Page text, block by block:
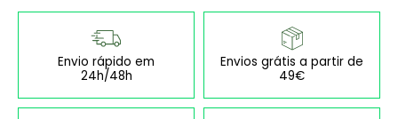
Envio rápido em
24h/48h
Envios grátis a partir de
49€